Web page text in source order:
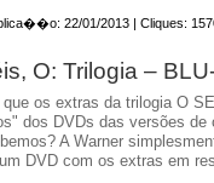
22/01/2013 | Cliques:
O: Trilogia –
os extras da trilogia O
dos DVDs das versões de
A Warner
DVD com os extras em